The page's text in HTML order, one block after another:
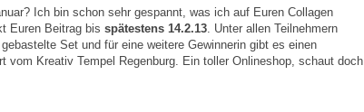
Ich bin schon sehr gespannt, was ich auf Euren Collagen
Euren Beitrag bis spätestens 14.2.13. Unter allen Teilnehmern
Set und für eine weitere Gewinnerin gibt es einen
vom Kreativ Tempel Regenburg. Ein toller Onlineshop, schaut doch